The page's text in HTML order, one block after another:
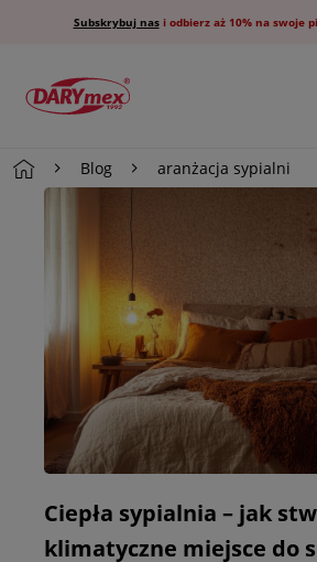
Subskrybuj nasi odbierz aż 10% na swoje
Blog aranżacja sypialni
Ciepła sypialnia – jak
klimatyczne miejsce do